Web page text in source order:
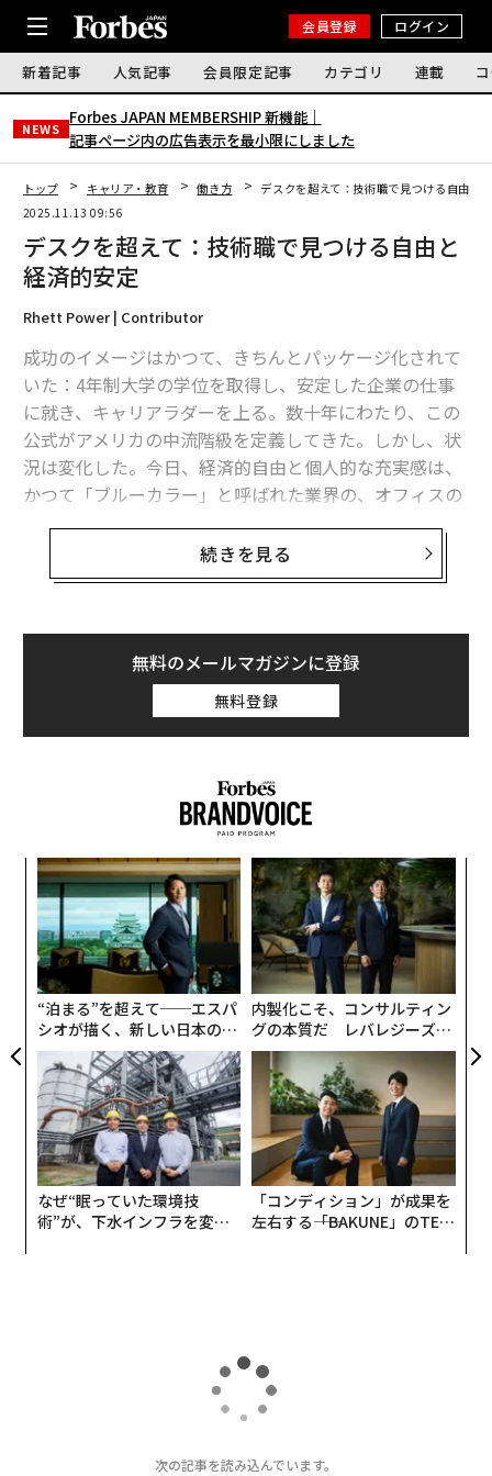
会員登録 ログイン
新着記事 人気記事 会員限定記事 カテゴリ 連載
NEWS
Forbes JAPAN MEMBERSHIP 新機能｜
記事ページ内の広告表示を最小限にしました
トップ キャリア・教育 働き方
デスクを超えて：技術職で見つける自由と
2025.11.13 09:56
デスクを超えて：技術職で見つける自由と
経済的安定
Rhett Power | Contributor
成功のイメージはかつて、きちんとパッケージ化されて
いた：4年制大学の学位を取得し、安定した企業の仕事
に就き、キャリアラダーを上る。数十年にわたり、この
公式がアメリカの中流階級を定義してきた。しかし、状
況は変化した。今日、経済的自由と個人的な充実感は、
かつて「ブルーカラー」と呼ばれた業界の、オフィスの
外で見つかることが増えている。テクノロジーによって
活性化され、変化する経済ニーズによって形を変えた技
術職は、もはや代替案ではない。それらは新世代にとっ
この変化は純粋に経済的なものではなく、文化的なもの
だ。数十年にわたり、社会は成功を学位や角部屋のオフ
ィスと結びつけ、技術職を最後の手段として軽視するこ
とが多かった。しかし、テクノロジーが産業を再形成
その認識は崩れつつある。かつては妥協のように思えた
ものが、今では繁栄への直接的な道として認識され、安
げる誇りという稀な組み合わせを提供している。
変化する経済における成功の再考
上昇する授業料と記録的な学生ローンの負債により、多
くの人が伝統的な大学からキャリアへの道がもはや安定
を保証するのかどうか疑問を抱いている。一方、建設、
電気工事、トラック運転などの業界は、深刻な労働力不
足に直面している。そのギャップは、長期的な負債の負
担なしに安定性、柔軟性、そして上昇志向を望む労働者
にとって、扉を開いている。
トラッカーズ・ネットワーク・アソシエーションのCEO
であるスティーブ・ゴールド氏が説明するように、雇用
主は新たな労働力を引き付けるために競争力のある福利
す」と彼は言う。「すべての技術職において熟練した職
人がより希少になるにつれ、雇用主がコミュニティ構築
や強力なサポートネットワークなどを強化し続けるのを
続きを見る
無料のメールマガジンに登録
無料登録
“泊まる”を超えて──エスパ
シオが描く、新しい日本のラ
グジュアリー（前編）
内製化こそ、コンサルティン
グの本質だ レバレジーズが
実践する、次世代ファームの
全貌
なぜ“眠っていた環境技
術”が、下水インフラを変え
「コンディション」が成果を
左右する――「BAKUNE」のTEN
次の記事を読み込んでいます。